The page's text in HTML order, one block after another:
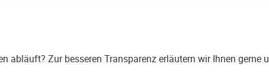
Zur besseren Transparenz erläutern wir Ihnen gerne